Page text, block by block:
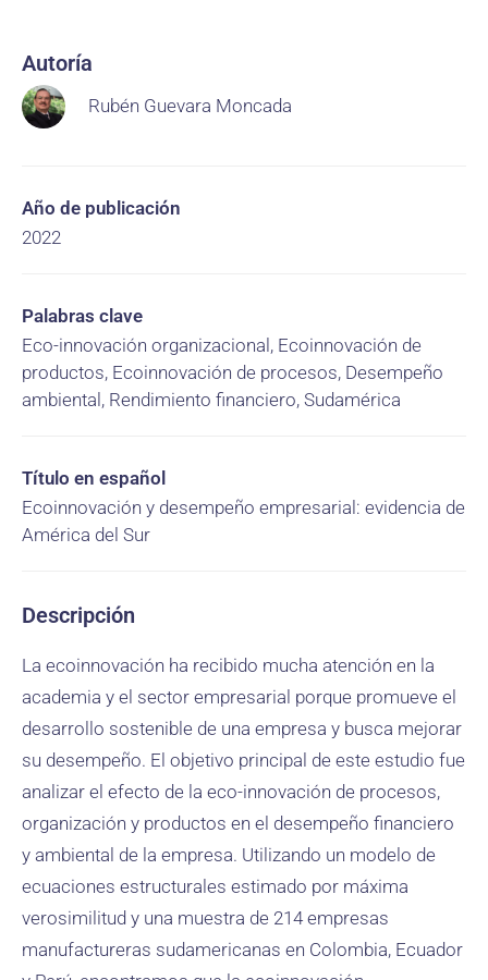
Autoría
Rubén Guevara Moncada
Año de publicación
2022
Palabras clave
Eco-innovación organizacional, Ecoinnovación de
productos, Ecoinnovación de procesos, Desempeño
ambiental, Rendimiento financiero, Sudamérica
Título en español
Ecoinnovación y desempeño empresarial: evidencia de
América del Sur
Descripción
La ecoinnovación ha recibido mucha atención en la
academia y el sector empresarial porque promueve el
desarrollo sostenible de una empresa y busca mejorar
su desempeño. El objetivo principal de este estudio fue
analizar el efecto de la eco-innovación de procesos,
organización y productos en el desempeño financiero
y ambiental de la empresa. Utilizando un modelo de
ecuaciones estructurales estimado por máxima
verosimilitud y una muestra de 214 empresas
manufactureras sudamericanas en Colombia, Ecuador